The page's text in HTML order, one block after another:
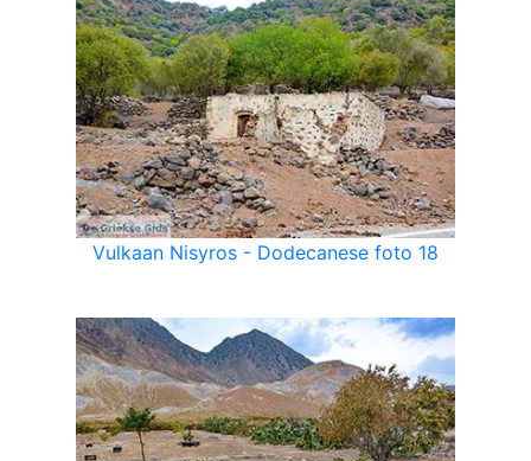
Vulkaan Nisyros - Dodecanese foto 18